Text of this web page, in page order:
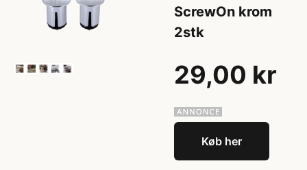
ScrewOn krom
2stk
29,00 kr
Køb her